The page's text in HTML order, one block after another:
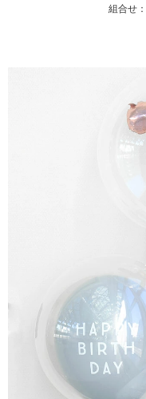
組合せ：